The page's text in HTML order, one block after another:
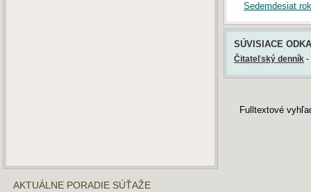
Sedemdesiat
SÚVISIACE
Čitateľský denník -
Fulltextové
AKTUÁLNE PORADIE SÚŤAŽE